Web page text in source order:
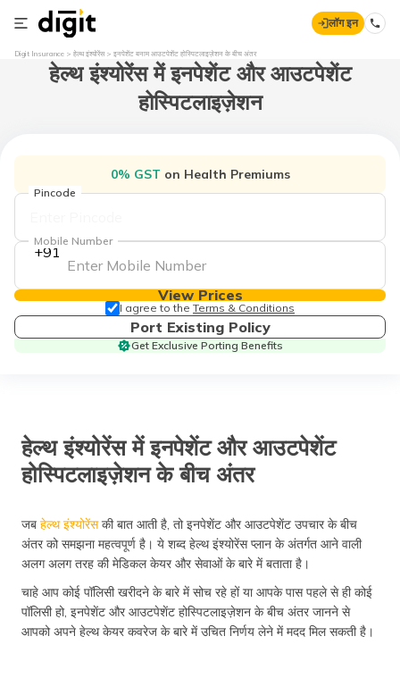
लॉग इन
Digit Insurance हेल्थ इंश्योरेंस इनपेशेंट बनाम आउटपेशेंट होस्पिटलाइज़ेशन के बीच अंतर
हेल्थ इंश्योरेंस में इनपेशेंट और आउटपेशेंट
होस्पिटलाइज़ेशन
0% GST on Health Premiums
Pincode
+91
Mobile Number
View Prices
I agree to the Terms & Conditions
Port Existing Policy
Get Exclusive Porting Benefits
हेल्थ इंश्योरेंस में इनपेशेंट और आउटपेशेंट
होस्पिटलाइज़ेशन के बीच अंतर
जब हेल्थ इंश्योरेंसकी बात आती है, तो इनपेशेंट और आउटपेशेंट उपचार के बीच
अंतर को समझना महत्वपूर्ण है। ये शब्द हेल्थ इंश्योरेंस प्लान के अंतर्गत आने वाली
अलग अलग तरह की मेडिकल केयर और सेवाओं के बारे में बताता है।
चाहे आप कोई पॉलिसी खरीदने के बारे में सोच रहे हों या आपके पास पहले से ही कोई
पॉलिसी हो, इनपेशेंट और आउटपेशेंट होस्पिटलाइज़ेशन के बीच अंतर जानने से
आपको अपने हेल्थ केयर कवरेज के बारे में उचित निर्णय लेने में मदद मिल सकती है।